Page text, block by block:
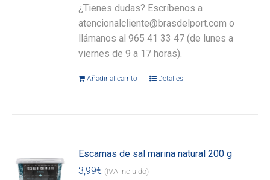
¿Tienes dudas? Escríbenos a
atencionalcliente@brasdelport.com o
llámanos al 965 41 33 47 (de lunes a
viernes de 9 a 17 horas).
Añadir al carrito Detalles
Escamas de sal marina natural 200 g
3,99€ (IVA incluido)